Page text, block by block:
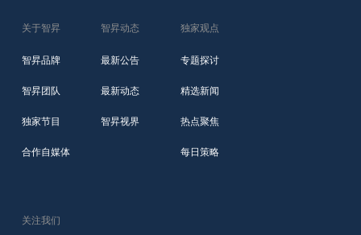
关于智昇
智昇品牌
智昇团队
独家节目
合作自媒体
智昇动态
最新公告
最新动态
智昇视界
独家观点
专题探讨
精选新闻
热点聚焦
每日策略
关注我们